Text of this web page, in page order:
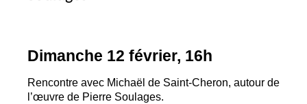
Dimanche 12 février, 16h
Rencontre avec Michaël de Saint-Cheron, autour de
l’œuvre de Pierre Soulages.